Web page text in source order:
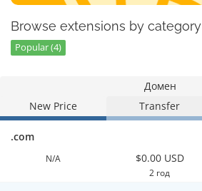
Browse extensions by category
Popular (4)
Домен
New Price
Transfer
.com
N/A $0.00 USD
2 год